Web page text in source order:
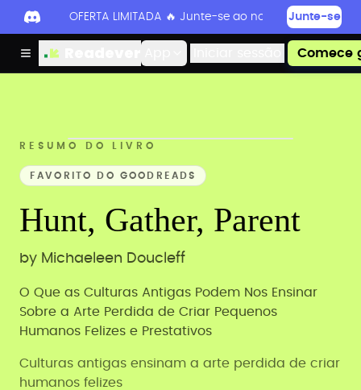
OFERTA LIMITADA 🔥 Junte-se ao nosso Discord
Junte-se
Comece
RESUMO DO LIVRO
FAVORITO DO GOODREADS
Hunt, Gather, Parent
by Michaeleen Doucleff
O Que as Culturas Antigas Podem Nos Ensinar
Sobre a Arte Perdida de Criar Pequenos
Humanos Felizes e Prestativos
Culturas antigas ensinam a arte perdida de criar
humanos felizes